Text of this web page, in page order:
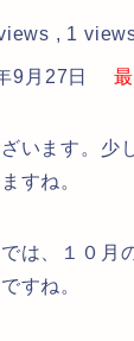
, 1
9月27日 最
います。少
すね。
は、１０月
すね。